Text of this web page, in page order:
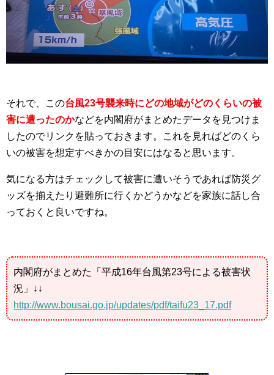
それで、この台風23号襲来時にどの地域がどのくらいの被
害に遭ったのかなどを内閣府がまとめたデータを見つけま
したのでリンクを貼っておきます。これを見ればどのくら
いの被害を想定すべきかの目安にはなると思います。
気になる方はチェックして被害に遭いそうであれば防災グ
ッズを揃えたり避難所に行くかどうかなどを家族に話し合
っておくと良いですね。
内閣府がまとめた「平成16年台風第23号による被害状
況」↓↓
http://www.bousai.go.jp/updates/pdf/taifu23_17.pdf